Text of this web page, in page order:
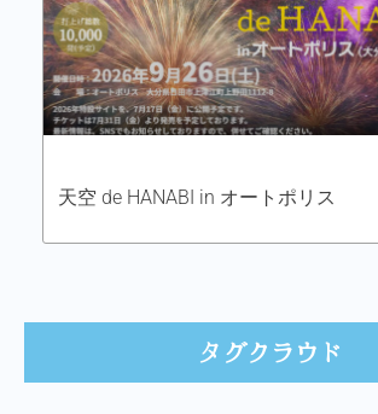
天空 de HANABI in オートポリス
タグクラウド